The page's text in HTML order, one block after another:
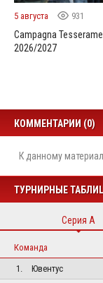
5 августа 931
Campagna
2026/2027
КОММЕНТАРИИ (0)
К данному
ТУРНИРНЫЕ
Серия А
Команда
1.
Ювентус